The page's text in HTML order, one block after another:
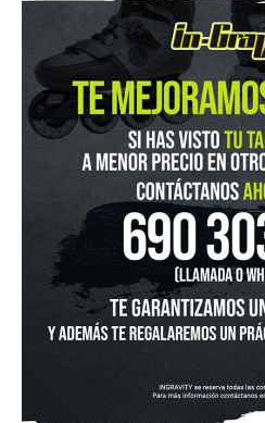
IN-GRAVITY MADRID RETIRO
Pza. Mariano de Cavia, 2
Tel.:915 524 553
Lunes a Viernes de 12:00 - 20:30